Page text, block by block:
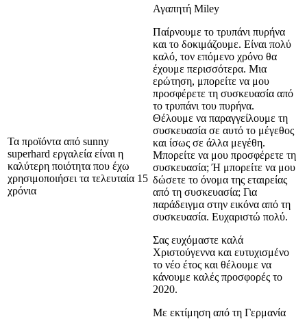
Τα προϊόντα από sunny
superhard εργαλεία είναι η
καλύτερη ποιότητα που έχω
χρησιμοποιήσει τα τελευταία 15
χρόνια
Αγαπητή Miley
Παίρνουμε το τρυπάνι πυρήνα
και το δοκιμάζουμε. Είναι πολύ
καλό, τον επόμενο χρόνο θα
έχουμε περισσότερα. Μια
ερώτηση, μπορείτε να μου
προσφέρετε τη συσκευασία από
το τρυπάνι του πυρήνα.
Θέλουμε να παραγγείλουμε τη
συσκευασία σε αυτό το μέγεθος
και ίσως σε άλλα μεγέθη.
Μπορείτε να μου προσφέρετε τη
συσκευασία; Ή μπορείτε να μου
δώσετε το όνομα της εταιρείας
από τη συσκευασία; Για
παράδειγμα στην εικόνα από τη
συσκευασία. Ευχαριστώ πολύ.
Σας ευχόμαστε καλά
Χριστούγεννα και ευτυχισμένο
το νέο έτος και θέλουμε να
κάνουμε καλές προσφορές το
2020.
Με εκτίμηση από τη Γερμανία